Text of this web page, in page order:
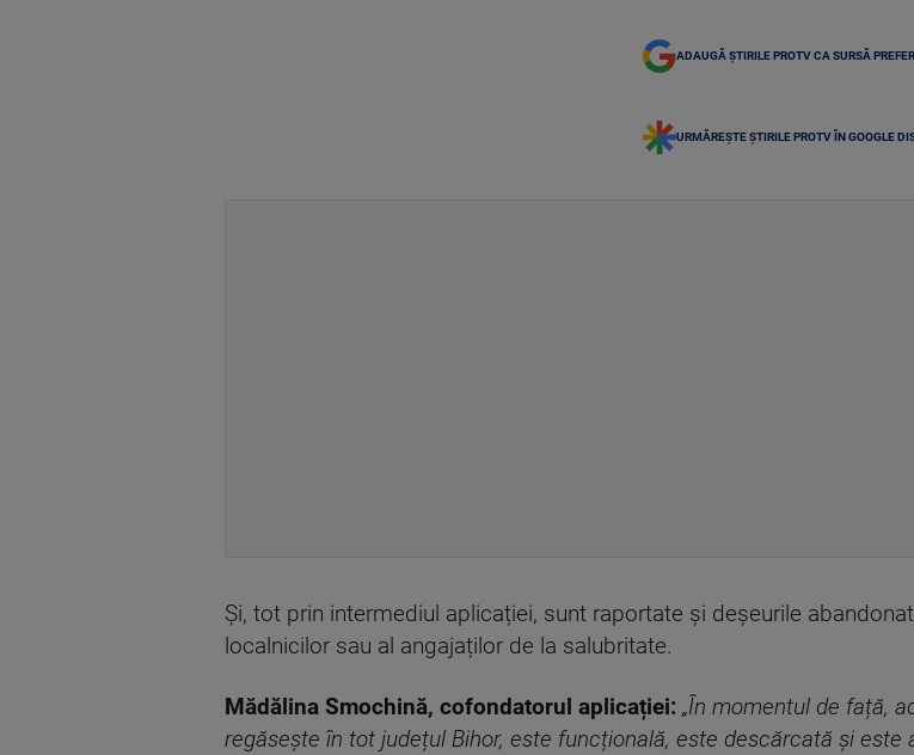
ADAUGĂ ȘTIRILE PROTV CA SURSĂ
URMĂREȘTE ȘTIRILE PROTV ÎN GOOGLE
Și, tot prin intermediul aplicației, sunt raportate și deșeurile
localnicilor sau al angajaților de la salubritate.
Mădălina Smochină, cofondatorul aplicației: „În momentul de față,
regăsește în tot județul Bihor, este funcțională, este descărcată și